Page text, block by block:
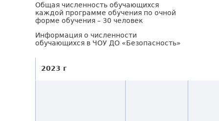
Общая численность обучающихся
каждой программе обучения по очной
форме обучения – 30 человек
Информация о численности
обучающихся в ЧОУ ДО «Безопасность»
2023 г